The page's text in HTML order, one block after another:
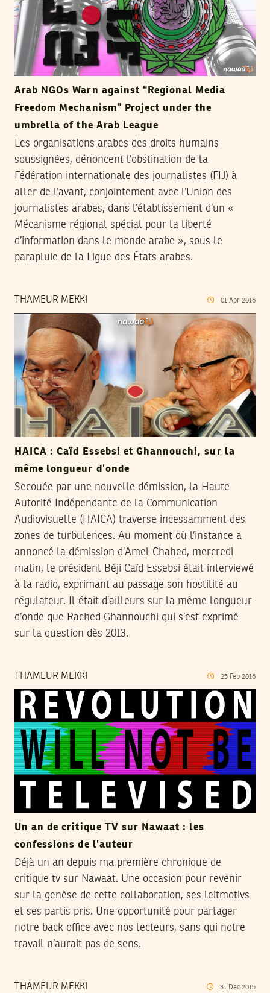
Arab NGOs Warn against “Regional Media
Freedom Mechanism” Project under the
umbrella of the Arab League
Les organisations arabes des droits humains
soussignées, dénoncent l’obstination de la
Fédération internationale des journalistes (FIJ) à
aller de l’avant, conjointement avec l’Union des
journalistes arabes, dans l’établissement d’un «
Mécanisme régional spécial pour la liberté
d’information dans le monde arabe », sous le
parapluie de la Ligue des États arabes.
THAMEUR MEKKI 01 Apr 2016
HAICA : Caïd Essebsi et Ghannouchi, sur la
même longueur d’onde
Secouée par une nouvelle démission, la Haute
Autorité Indépendante de la Communication
Audiovisuelle (HAICA) traverse incessamment des
zones de turbulences. Au moment où l’instance a
annoncé la démission d’Amel Chahed, mercredi
matin, le président Béji Caïd Essebsi était interviewé
à la radio, exprimant au passage son hostilité au
régulateur. Il était d’ailleurs sur la même longueur
d’onde que Rached Ghannouchi qui s’est exprimé
sur la question dès 2013.
THAMEUR MEKKI 25 Feb 2016
Un an de critique TV sur Nawaat : les
confessions de l’auteur
Déjà un an depuis ma première chronique de
critique tv sur Nawaat. Une occasion pour revenir
sur la genèse de cette collaboration, ses leitmotivs
et ses partis pris. Une opportunité pour partager
notre back office avec nos lecteurs, sans qui notre
travail n’aurait pas de sens.
THAMEUR MEKKI 31 Dec 2015